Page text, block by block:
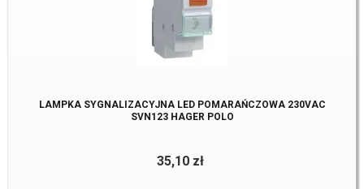
LAMPKA SYGNALIZACYJNA LED POMARAŃCZOWA 230VAC
SVN123 HAGER POLO
35,10 zł